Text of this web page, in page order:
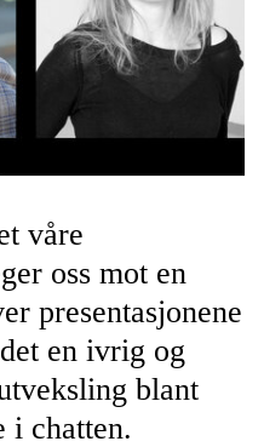
våre
oss mot en
presentasjonene
en ivrig og
blant
i chatten.